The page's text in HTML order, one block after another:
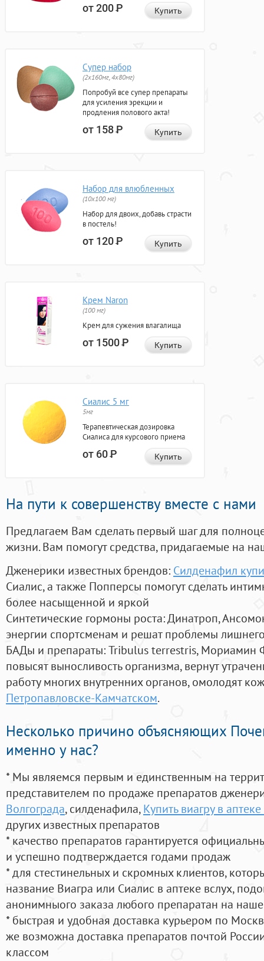
от 200Р Купить
Супер набор
(2х160мг, 4х80мг)
Попробуй все супер препараты
для усиления эрекции и
продления полового акта!
от 158Р Купить
Набор для влюбленных
(10х100 мг)
Набор для двоих, добавь страсти
в постель!
от 120Р Купить
Крем Naron
(100 мг)
Крем для сужения влагалища
от 1500Р Купить
Сиалис 5 мг
5мг
Терапевтическая дозировка
Сиалиса для курсового приема
от 60Р Купить
На пути к совершенству вместе с нами
Предлагаем Вам сделать первый шаг для
жизни. Вам помогут средства, придагаемые на
Дженерики известных брендов: Силденафил
Сиалис, а также Попперсы помогут сделать
более насыщенной и яркой
Синтетические гормоны роста: Динатроп,
энергии спортсменам и решат проблемы
БАДы и препараты:Tribulus terrestris, Мориамин
повысят выносливость организма, вернут
работу многих внутренних органов, омолодят
Петропавловске-Камчатском.
Несколько причино объясняющих
именно у нас?
* Мы являемся первым и единственным на
представителем по продаже препаратов
Волгограда, силденафила, Купить виагру в
других известных препаратов
* качество препаратов гарантируется
и успешно подтверждается годами продаж
* для стестинельных и скромных клиентов,
название Виагра или Сиалис в аптеке вслух,
анонимныого заказа любого препаратан на
* быстрая и удобная доставка курьером по
же возможна доставка препаратов почтой
классом